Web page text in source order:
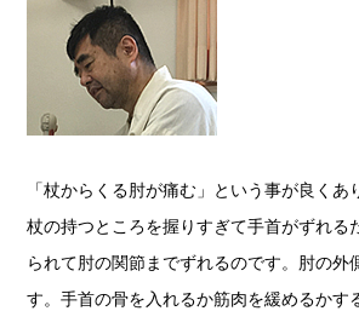
「杖からくる肘が痛む」という事が良くあ
杖の持つところを握りすぎて手首がずれる
られて肘の関節までずれるのです。肘の外
す。手首の骨を入れるか筋肉を緩めるかす